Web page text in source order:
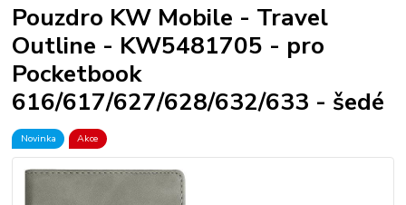
Pouzdro KW Mobile - Travel
Outline - KW5481705 - pro
Pocketbook
616/617/627/628/632/633 - šedé
Novinka Akce